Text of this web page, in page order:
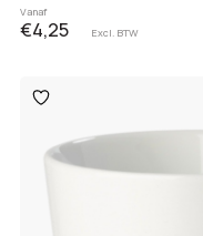
Vanaf
€4,25 Excl. BTW
Toevoegen
aan